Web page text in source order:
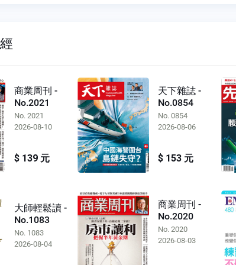
商業周刊 -
No.2021
No. 2021
2026-08-10
$ 139 元
天下雜誌 -
No.0854
No. 0854
2026-08-06
$ 153 元
大師輕鬆讀 -
No.1083
No. 1083
2026-08-04
商業周刊 -
No.2020
No. 2020
2026-08-03